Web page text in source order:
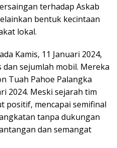
terhadap Askab
bentuk kecintaan
lokal.
Kamis, 11 Januari 2024,
sejumlah mobil. Mereka
Tuah Pahoe Palangka
2024. Meski sejarah tim
positif, mencapai semifinal
tanpa dukungan
dan semangat